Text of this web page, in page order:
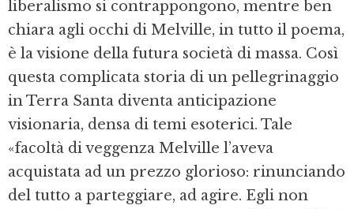
liberalismo si contrappongono, mentre ben
chiara agli occhi di Melville, in tutto il poema,
è la visione della futura società di massa. Così
questa complicata storia di un pellegrinaggio
in Terra Santa diventa anticipazione
visionaria, densa di temi esoterici. Tale
«facoltà di veggenza Melville l’aveva
acquistata ad un prezzo glorioso: rinunciando
del tutto a parteggiare, ad agire. Egli non